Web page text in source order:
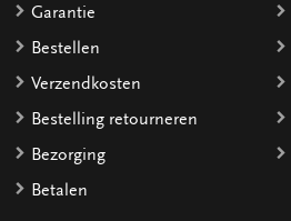
Garantie
Bestellen
Verzendkosten
Bestelling retourneren
Bezorging
Betalen